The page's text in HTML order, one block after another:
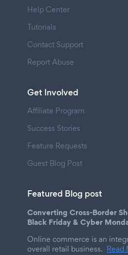
Help Center
Tutorials
Contact Support
Report Abuse
Get Involved
Affiliate Program
Success Stories
Feature Requests
Guest Blog Post
Featured Blog post
Converting Cross-Border
Black Friday & Cyber
Online commerce is an
overall retail business. Read